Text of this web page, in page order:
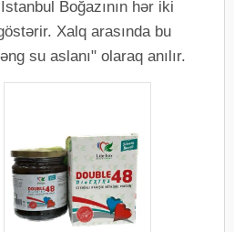
Boğazının hər iki
Xalq arasında bu
su aslanı" olaraq anılır.